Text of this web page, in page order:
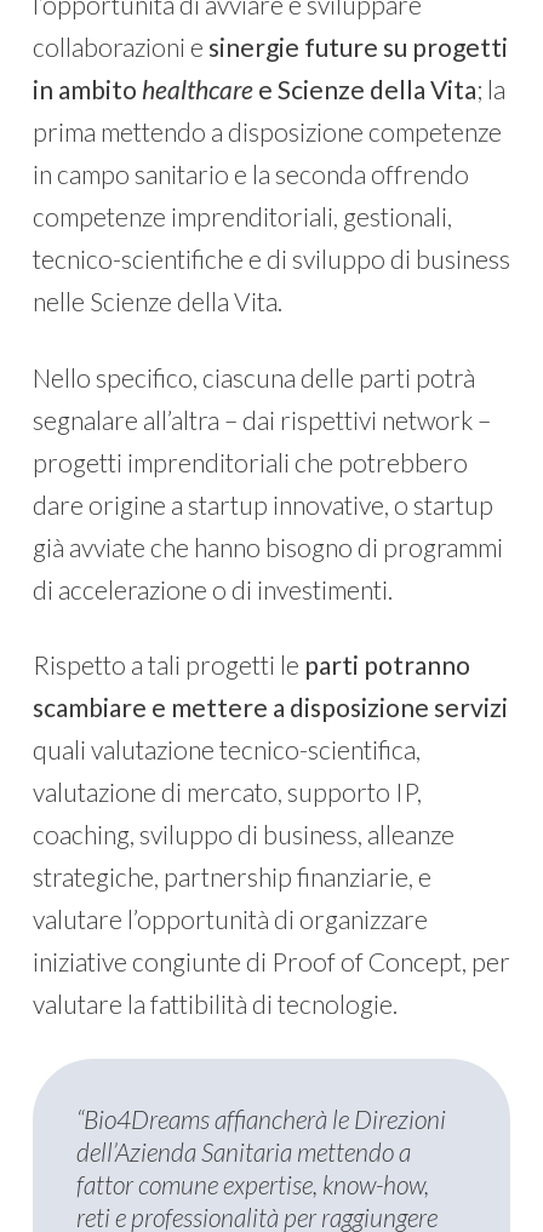
collaborazioni e sinergie future su progetti
in ambito healthcaree Scienze della Vita; la
prima mettendo a disposizione competenze
in campo sanitario e la seconda offrendo
competenze imprenditoriali, gestionali,
tecnico-scientifiche e di sviluppo di business
nelle Scienze della Vita.
Nello specifico, ciascuna delle parti potrà
segnalare all’altra – dai rispettivi network –
progetti imprenditoriali che potrebbero
dare origine a startup innovative, o startup
già avviate che hanno bisogno di programmi
di accelerazione o di investimenti.
Rispetto a tali progetti le parti potranno
scambiare e mettere a disposizione servizi
quali valutazione tecnico-scientifica,
valutazione di mercato, supporto IP,
coaching, sviluppo di business, alleanze
strategiche, partnership finanziarie, e
valutare l’opportunità di organizzare
iniziative congiunte di Proof of Concept, per
valutare la fattibilità di tecnologie.
“Bio4Dreams affiancherà le Direzioni
dell’Azienda Sanitaria mettendo a
fattor comune expertise, know-how,
reti e professionalità per raggiungere